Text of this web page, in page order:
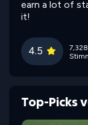
earn a lot of
it!
4.5
7,328
Top-Picks